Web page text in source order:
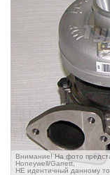
Внимание! На фото
Honeywell/Garrett,
НЕ идентичный данному